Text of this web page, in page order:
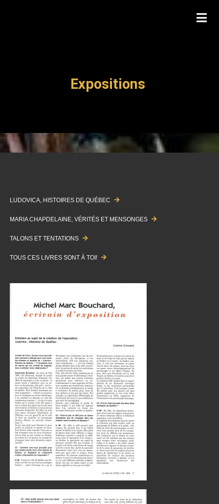
Expositions
LUDOVICA, HISTOIRES DE QUÉBEC
MARIA CHAPDELAINE, VÉRITÉS ET MENSONGES
TALONS ET TENTATIONS
TOUS CES LIVRES SONT À TOI!